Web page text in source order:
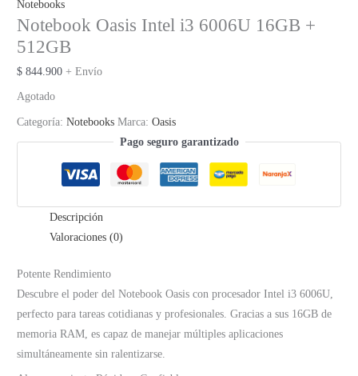
Notebooks
Notebook Oasis Intel i3 6006U 16GB +
512GB
$ 844.900 + Envío
Agotado
Categoría:Notebooks Marca:Oasis
Pago seguro garantizado
Descripción
Valoraciones (0)
Potente Rendimiento
Descubre el poder del Notebook Oasis con procesador Intel i3 6006U,
perfecto para tareas cotidianas y profesionales. Gracias a sus 16GB de
memoria RAM, es capaz de manejar múltiples aplicaciones
simultáneamente sin ralentizarse.